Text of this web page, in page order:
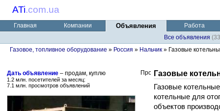
ATi.com.ua
Главная Компании Объявления
Работа
Все объявления
Газовое, топливное оборудование » Россия » Нальчик » Газовые
Дать объявление – продам, куплю
1.2 млн. посетителей за месяц:
7.1 млн. просмотров объявлений
Газовые
Газовые
котельные для
объектов